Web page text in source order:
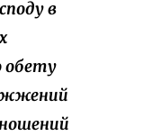
в
обету